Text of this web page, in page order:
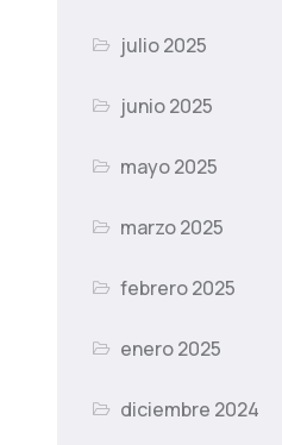
julio 2025
junio 2025
mayo 2025
marzo 2025
febrero 2025
enero 2025
diciembre 2024